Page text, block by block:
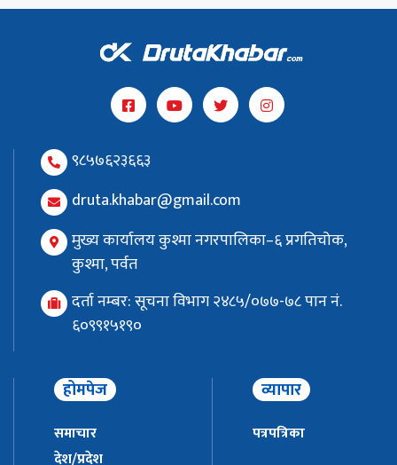
९८५७६२३६६३
druta.khabar@gmail.com
मुख्य कार्यालय कुश्मा नगरपालिका–६ प्रगतिचोक,
कुश्मा, पर्वत
दर्ता नम्बर: सूचना विभाग २४८५/०७७-७८ पान नं.
६०९९१५१९०
होमपेज
समाचार
देश/प्रदेश
व्यापार
पत्रपत्रिका